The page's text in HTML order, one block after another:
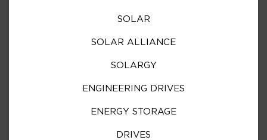
SOLAR
SOLAR ALLIANCE
SOLARGY
ENGINEERING DRIVES
ENERGY STORAGE
DRIVES